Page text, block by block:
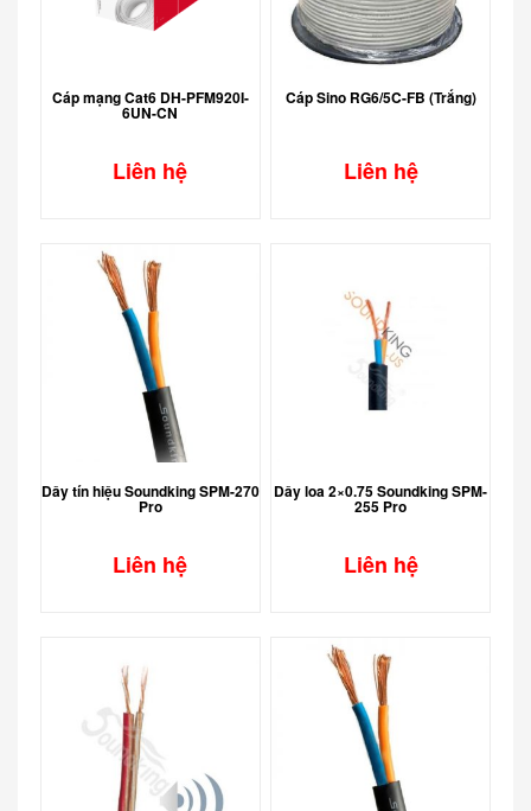
Cáp mạng Cat6 DH-PFM920I-
6UN-CN
Liên hệ
Cáp Sino RG6/5C-FB (Trắng)
Liên hệ
Dây tín hiệu Soundking SPM-270
Pro
Liên hệ
Dây loa 2×0.75 Soundking SPM-
255 Pro
Liên hệ